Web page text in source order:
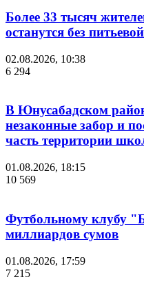
Более 33 тысяч
останутся без
02.08.2026, 10:38
6 294
В Юнусабадском
незаконные забор и
часть территории
01.08.2026, 18:15
10 569
Футбольному клубу
миллиардов сумов
01.08.2026, 17:59
7 215